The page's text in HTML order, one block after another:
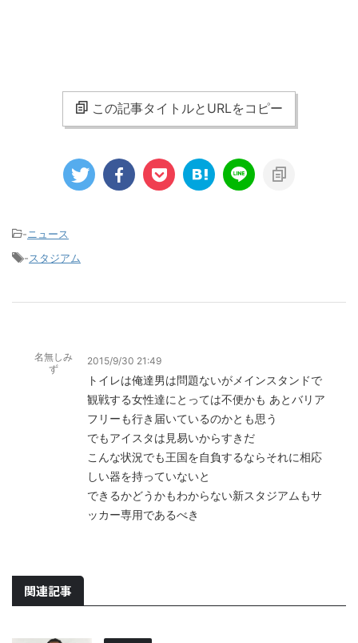
この記事タイトルとURLをコピー
-ニュース
-スタジアム
名無しみ
ず
2015/9/30 21:49
トイレは俺達男は問題ないがメインスタンドで
観戦する女性達にとっては不便かも あとバリア
フリーも行き届いているのかとも思う
でもアイスタは見易いからすきだ
こんな状況でも王国を自負するならそれに相応
しい器を持っていないと
できるかどうかもわからない新スタジアムもサ
ッカー専用であるべき
関連記事